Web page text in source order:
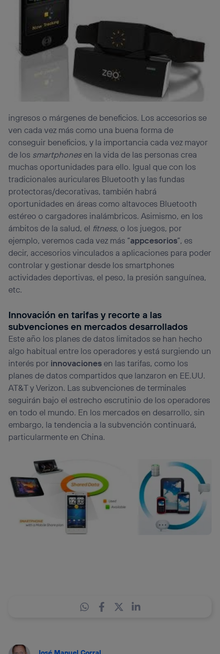
ingresos o márgenes de beneficios. Los accesorios se
ven cada vez más como una buena forma de
conseguir beneficios, y la importancia cada vez mayor
de los smartphonesen la vida de las personas crea
muchas oportunidades para ello. Igual que con los
tradicionales auriculares Bluetooth y las fundas
protectoras/decorativas, también habrá
oportunidades en áreas como altavoces Bluetooth
estéreo o cargadores inalámbricos. Asimismo, en los
ámbitos de la salud, el fitness, o los juegos, por
ejemplo, veremos cada vez más “appcesorios”, es
decir, accesorios vinculados a aplicaciones para poder
controlar y gestionar desde los smartphones
actividades deportivas, el peso, la presión sanguínea,
etc.
Innovación en tarifas y recorte a las
subvenciones en mercados desarrollados
Este año los planes de datos limitados se han hecho
algo habitual entre los operadores y está surgiendo un
interés por innovacionesen las tarifas, como los
planes de datos compartidos que lanzaron en EE.UU.
AT&T y Verizon. Las subvenciones de terminales
seguirán bajo el estrecho escrutinio de los operadores
en todo el mundo. En los mercados en desarrollo, sin
embargo, la tendencia a la subvención continuará,
particularmente en China.